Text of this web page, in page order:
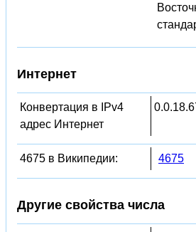
Интернет
Конвертация в IPv4
адрес Интернет
4675 в Википедии: 4675
Другие свойства числа